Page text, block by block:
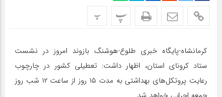
پ پ
کرمانشاه-پایگاه خبری طلوع-هوشنگ بازوند امروز در نشست
ستاد کرونای استان، اظهار داشت: تعطیلی کشور در چارچوب
رعایت پروتکل‌های بهداشتی به مدت ۱۵ روز از ساعت ۱۲ شب روز